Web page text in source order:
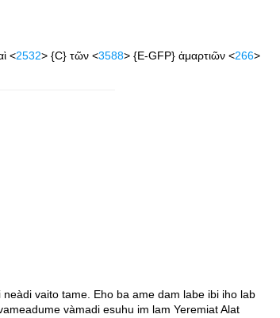
<2532> {C} τῶν <3588> {E-GFP} ἁμαρτιῶν <266>
vaito tame. Eho ba ame dam labe ibi iho lab
vàmadi esuhu im lam Yeremiat Alat